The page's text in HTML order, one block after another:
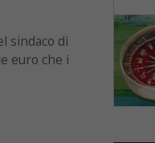
sindaco di
euro che i